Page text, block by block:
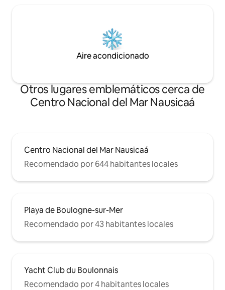
Aire acondicionado
Otros lugares emblemáticos cerca de
Centro Nacional del Mar Nausicaá
Centro Nacional del Mar Nausicaá
Recomendado por 644 habitantes locales
Playa de Boulogne-sur-Mer
Recomendado por 43 habitantes locales
Yacht Club du Boulonnais
Recomendado por 4 habitantes locales